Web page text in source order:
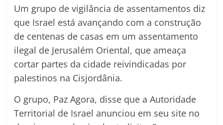
Um grupo de vigilância de assentamentos diz
que Israel está avançando com a construção
de centenas de casas em um assentamento
ilegal de Jerusalém Oriental, que ameaça
cortar partes da cidade reivindicadas por
palestinos na Cisjordânia.
O grupo, Paz Agora, disse que a Autoridade
Territorial de Israel anunciou em seu site no